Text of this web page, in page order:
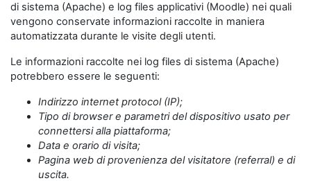
di sistema (Apache) e log files applicativi (Moodle) nei quali
vengono conservate informazioni raccolte in maniera
automatizzata durante le visite degli utenti.
Le informazioni raccolte nei log files di sistema (Apache)
potrebbero essere le seguenti:
Indirizzo internet protocol (IP);
Tipo di browser e parametri del dispositivo usato per
connettersi alla piattaforma;
Data e orario di visita;
Pagina web di provenienza del visitatore (referral) e di
uscita.